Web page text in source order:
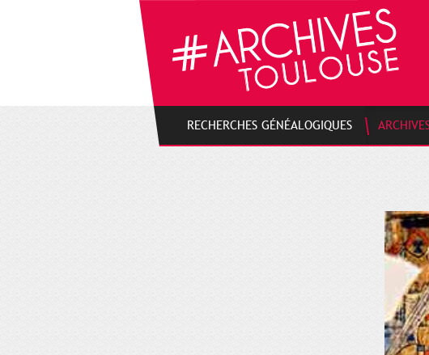
RECHERCHES GÉNÉALOGIQUES
Cookies management panel